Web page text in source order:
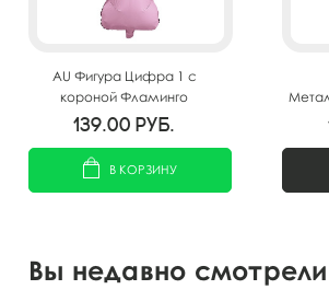
AU Фигура Цифра 1 с
короной Фламинго
32"/81см
139.00 руб.
В КОРЗИНУ
Вы недавно смотрели